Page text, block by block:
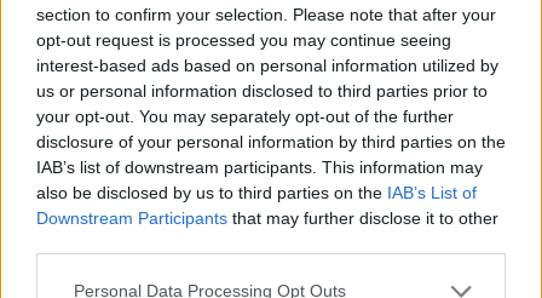
section to confirm your selection. Please note that after your
opt-out request is processed you may continue seeing
interest-based ads based on personal information utilized by
us or personal information disclosed to third parties prior to
your opt-out. You may separately opt-out of the further
disclosure of your personal information by third parties on the
IAB’s list of downstream participants. This information may
also be disclosed by us to third parties on the IAB’s List of
Downstream Participants that may further disclose it to other
Personal Data Processing Opt Outs